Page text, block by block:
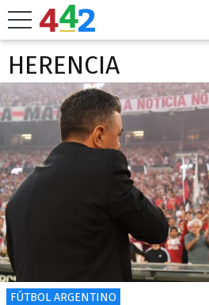
HERENCIA
FÚTBOL ARGENTINO